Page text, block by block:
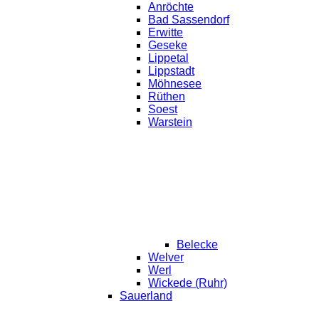
Anröchte
Bad Sassendorf
Erwitte
Geseke
Lippetal
Lippstadt
Möhnesee
Rüthen
Soest
Warstein
Belecke
Welver
Werl
Wickede (Ruhr)
Sauerland